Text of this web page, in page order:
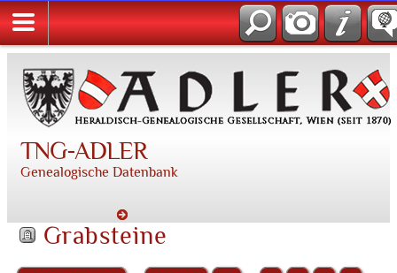
TNG-ADLER
Genealogische Datenbank
Grabsteine